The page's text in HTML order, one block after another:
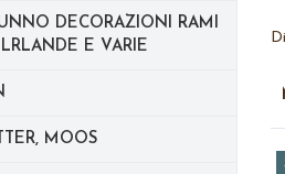
DECORAZIONI RAMI
E VARIE
MOOS